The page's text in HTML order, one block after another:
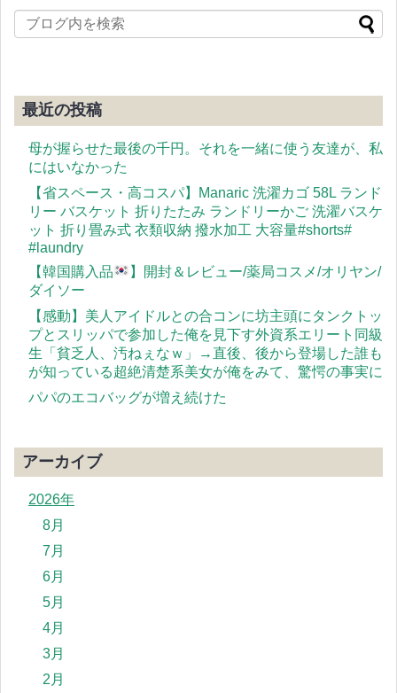
最近の投稿
母が握らせた最後の千円。それを一緒に使う友達が、私
にはいなかった
【省スペース・高コスパ】Manaric 洗濯カゴ 58L ランド
リー バスケット 折りたたみ ランドリーかご 洗濯バスケ
ット 折り畳み式 衣類収納 撥水加工 大容量#shorts#
#laundry
【韓国購入品
】開封＆レビュー/薬局コスメ/オリヤン/
ダイソー
【感動】美人アイドルとの合コンに坊主頭にタンクトッ
プとスリッパで参加した俺を見下す外資系エリート同級
生「貧乏人、汚ねぇなｗ」→直後、後から登場した誰も
が知っている超絶清楚系美女が俺をみて、驚愕の事実に
パパのエコバッグが増え続けた
アーカイブ
2026年
8月
7月
6月
5月
4月
3月
2月